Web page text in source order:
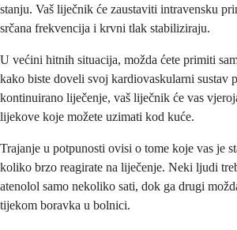
stanju. Vaš liječnik će zaustaviti intravensku
srčana frekvencija i krvni tlak stabiliziraju.
U većini hitnih situacija, možda ćete primiti
kako biste doveli svoj kardiovaskularni sustav
kontinuirano liječenje, vaš liječnik će vas
lijekove koje možete uzimati kod kuće.
Trajanje u potpunosti ovisi o tome koje vas je
koliko brzo reagirate na liječenje. Neki ljudi
atenolol samo nekoliko sati, dok ga drugi
tijekom boravka u bolnici.